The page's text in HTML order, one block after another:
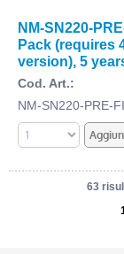
NM-SN220-
Pack (requires
version), 5
Cod. Art.:
NM-SN220-PRE-
63